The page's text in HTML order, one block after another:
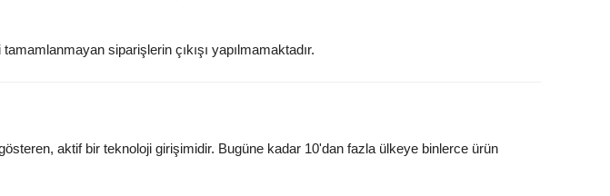
siparişlerin çıkışı yapılmamaktadır.
aktif bir teknoloji girişimidir. Bugüne kadar 10'dan fazla ülkeye binlerce ürün